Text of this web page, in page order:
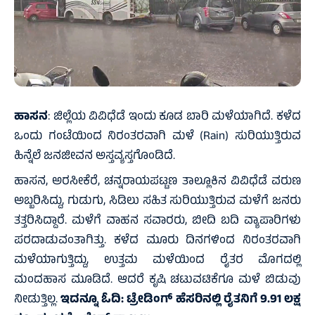
ಹಾಸನ: ಜಿಲ್ಲೆಯ ವಿವಿಧೆಡೆ ಇಂದು ಕೂಡ ಬಾರಿ ಮಳೆಯಾಗಿದೆ. ಕಳೆದ
ಒಂದು ಗಂಟೆಯಿಂದ ನಿರಂತರವಾಗಿ ಮಳೆ (Rain) ಸುರಿಯುತ್ತಿರುವ
ಹಿನ್ನೆಲೆ ಜನಜೀವನ ಅಸ್ತವ್ಯಸ್ತಗೊಂಡಿದೆ.
ಹಾಸನ, ಅರಸೀಕೆರೆ, ಚನ್ನರಾಯಪಟ್ಟಣ ತಾಲ್ಲೂಕಿನ ವಿವಿಧೆಡೆ ವರುಣ
ಅಬ್ಬರಿಸಿದ್ದು, ಗುಡುಗು, ಸಿಡಿಲು ಸಹಿತ ಸುರಿಯುತ್ತಿರುವ ಮಳೆಗೆ ಜನರು
ತತ್ತರಿಸಿದ್ದಾರೆ. ಮಳೆಗೆ ವಾಹನ ಸವಾರರು, ಬೀದಿ ಬದಿ ವ್ಯಾಪಾರಿಗಳು
ಪರದಾಡುವಂತಾಗಿತ್ತು. ಕಳೆದ ಮೂರು ದಿನಗಳಿಂದ ನಿರಂತರವಾಗಿ
ಮಳೆಯಾಗುತ್ತಿದ್ದು, ಉತ್ತಮ ಮಳೆಯಿಂದ ರೈತರ ಮೊಗದಲ್ಲಿ
ಮಂದಹಾಸ ಮೂಡಿದೆ. ಆದರೆ ಕೃಷಿ ಚಟುವಟಿಕೆಗೂ ಮಳೆ ಬಿಡುವು
ನೀಡುತ್ತಿಲ್ಲ.ಇದನ್ನೂ ಓದಿ:ಟ್ರೇಡಿಂಗ್ ಹೆಸರಿನಲ್ಲಿ ರೈತನಿಗೆ 9.91 ಲಕ್ಷ